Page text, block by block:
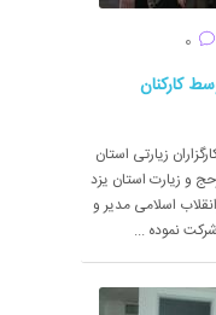
کارکنان
زیارتی استان
و زیارت استان یزد
اسلامی مدیر و
نموده ...